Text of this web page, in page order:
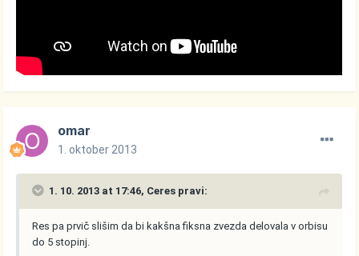
omar
1. oktober 2013
1. 10. 2013 at 17:46, Ceres pravi:
Res pa prvič slišim da bi kakšna fiksna zvezda delovala v orbisu
do 5 stopinj.